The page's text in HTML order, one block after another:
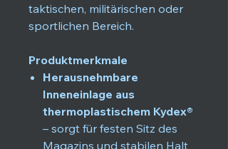
taktischen, militärischen oder
sportlichen Bereich.
Produktmerkmale
Herausnehmbare
Inneneinlage aus
thermoplastischem Kydex®
– sorgt für festen Sitz des
Magazins und stabilen Halt